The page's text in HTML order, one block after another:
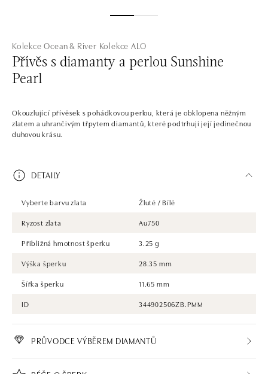
Kolekce Ocean & River Kolekce ALO
Přívěs s diamanty a perlou Sunshine
Pearl
Okouzlující přívěsek s pohádkovou perlou, která je obklopena něžným
zlatem a uhrančivým třpytem diamantů, které podtrhují její jedinečnou
duhovou krásu.
DETAILY
Vyberte barvu zlata
Žluté / Bílé
Ryzost zlata
Au750
Přibližná hmotnost šperku
3.25 g
Výška šperku
28.35 mm
Šířka šperku
11.65 mm
ID
344902506ZB.PMM
PRŮVODCE VÝBĚREM DIAMANTŮ